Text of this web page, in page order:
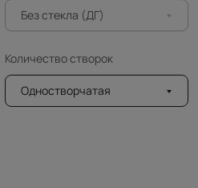
Без стекла (ДГ)
Количество створок
Одностворчатая